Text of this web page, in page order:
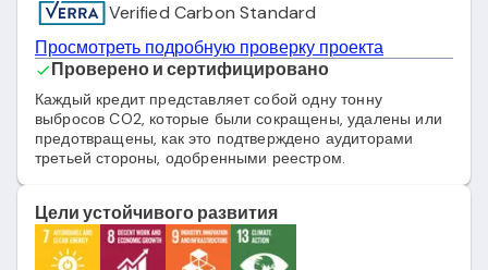
Verified Carbon Standard
Просмотреть подробную проверку проекта
Проверено и сертифицировано
Каждый кредит представляет собой одну тонну
выбросов CO2, которые были сокращены, удалены или
предотвращены, как это подтверждено аудиторами
третьей стороны, одобренными реестром.
Цели устойчивого развития